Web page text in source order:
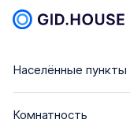
Населённые пункты
Комнатность